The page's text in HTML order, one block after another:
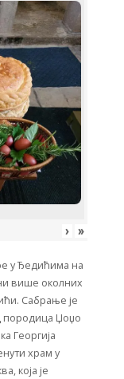
› »
у Ђедићима на
више околних
Сабрање је
породица Џоџо
Георгија
храм у
која је